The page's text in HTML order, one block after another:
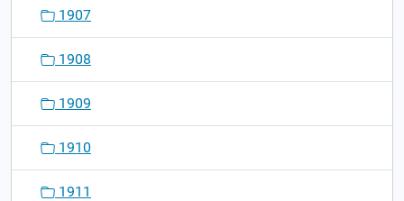
1907
1908
1909
1910
1911